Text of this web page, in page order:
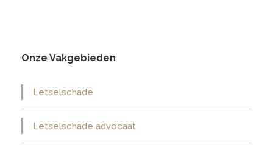
Onze Vakgebieden
Letselschade
Letselschade advocaat